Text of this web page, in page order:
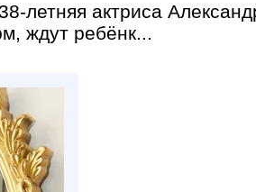
летняя актриса
ждут ребёнк...